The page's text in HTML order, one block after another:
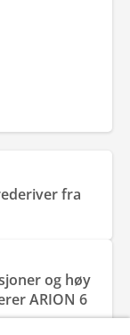
fra
og høy
ARION 6